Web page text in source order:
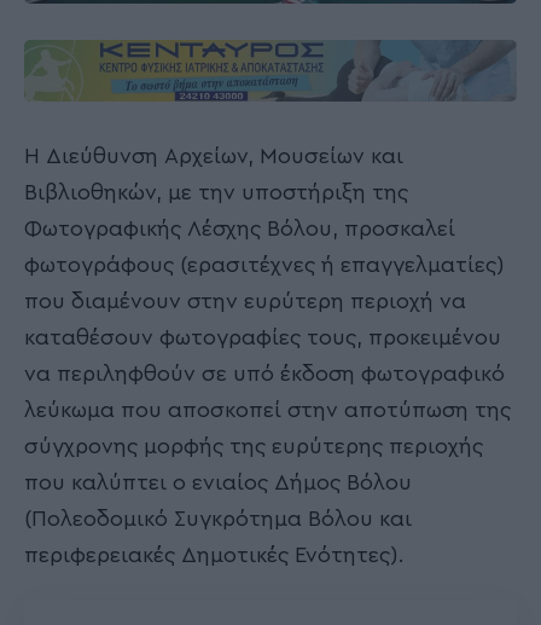
Η Διεύθυνση Αρχείων, Μουσείων και
Βιβλιοθηκών, με την υποστήριξη της
Φωτογραφικής Λέσχης Βόλου, προσκαλεί
φωτογράφους (ερασιτέχνες ή επαγγελματίες)
που διαμένουν στην ευρύτερη περιοχή να
καταθέσουν φωτογραφίες τους, προκειμένου
να περιληφθούν σε υπό έκδοση φωτογραφικό
λεύκωμα που αποσκοπεί στην αποτύπωση της
σύγχρονης μορφής της ευρύτερης περιοχής
που καλύπτει ο ενιαίος Δήμος Βόλου
(Πολεοδομικό Συγκρότημα Βόλου και
περιφερειακές Δημοτικές Ενότητες).